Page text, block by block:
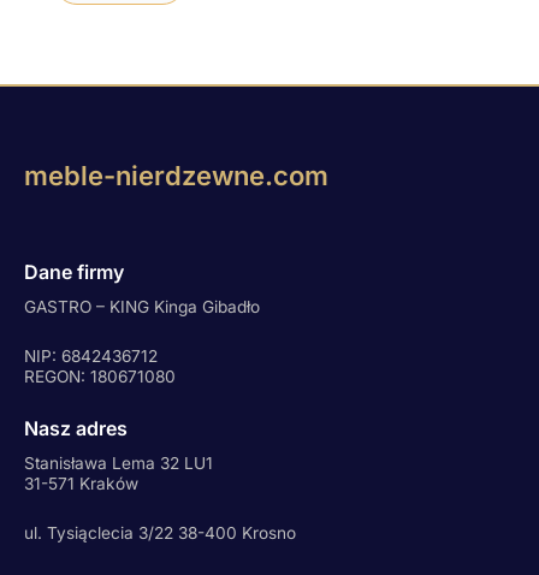
meble-nierdzewne.com
Dane firmy
GASTRO – KING Kinga Gibadło
NIP: 6842436712
REGON: 180671080
Nasz adres
Stanisława Lema 32 LU1
31-571 Kraków
ul. Tysiąclecia 3/22 38-400 Krosno